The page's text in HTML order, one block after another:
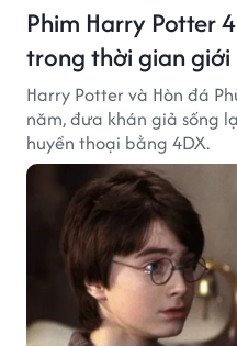
Phim Harry Potter
trong thời gian giới
Harry Potter và Hòn đá
năm, đưa khán giả sống
huyền thoại bằng 4DX.